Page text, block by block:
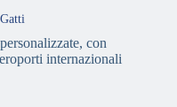
con
internazionali